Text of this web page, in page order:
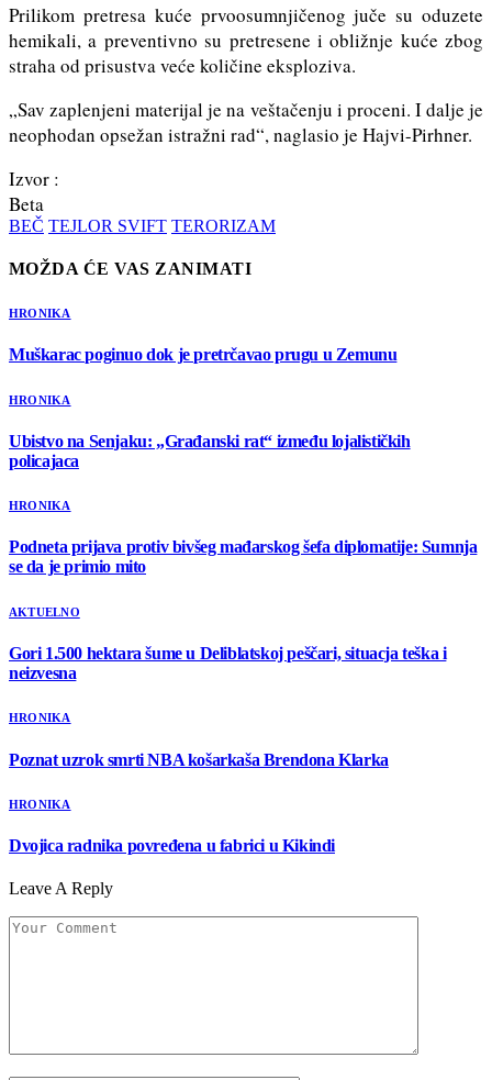
Prilikom pretresa kuće prvoosumnjičenog juče su oduzete
hemikali, a preventivno su pretresene i obližnje kuće zbog
straha od prisustva veće količine eksploziva.
„Sav zaplenjeni materijal je na veštačenju i proceni. I dalje je
neophodan opsežan istražni rad“, naglasio je Hajvi-Pirhner.
Izvor :
Beta
BEČ TEJLOR SVIFT TERORIZAM
MOŽDA ĆE VAS ZANIMATI
HRONIKA
Muškarac poginuo dok je pretrčavao prugu u Zemunu
HRONIKA
Ubistvo na Senjaku: „Građanski rat“ između lojalističkih
policajaca
HRONIKA
Podneta prijava protiv bivšeg mađarskog šefa diplomatije: Sumnja
se da je primio mito
AKTUELNO
Gori 1.500 hektara šume u Deliblatskoj peščari, situacja teška i
neizvesna
HRONIKA
Poznat uzrok smrti NBA košarkaša Brendona Klarka
HRONIKA
Dvojica radnika povređena u fabrici u Kikindi
Leave A Reply